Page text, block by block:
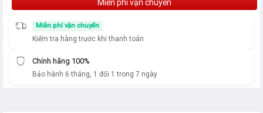
Miễn phí vận chuyển
Miễn phí vận chuyển
Kiểm tra hàng trước khi thanh toán
Chính hãng 100%
Bảo hành 6 tháng, 1 đổi 1 trong 7 ngày